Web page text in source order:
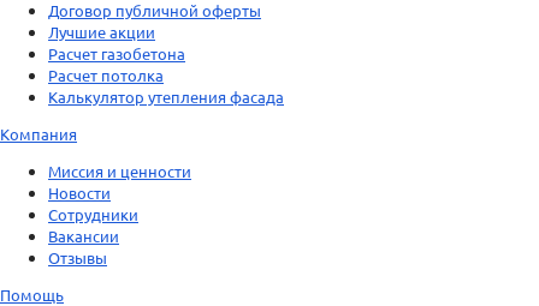
Договор публичной оферты
Лучшие акции
Расчет газобетона
Расчет потолка
Калькулятор утепления фасада
Компания
Миссия и ценности
Новости
Сотрудники
Вакансии
Отзывы
Помощь